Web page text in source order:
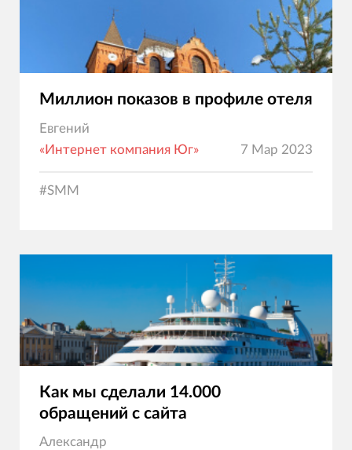
Миллион показов в профиле отеля
Евгений
«Интернет компания Юг»
7 Мар 2023
#SMM
Как мы сделали 14.000
обращений с сайта
Александр